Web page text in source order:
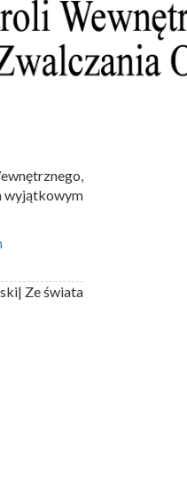
wyjątkowym
| Ze świata